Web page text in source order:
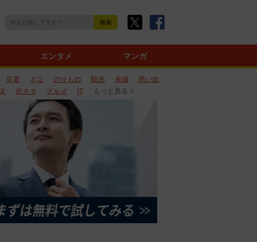
エンタメ マンガ
災害 ネコ のりもの 観光 夫婦
思い出
街ネタ グルメ IT もっと見る